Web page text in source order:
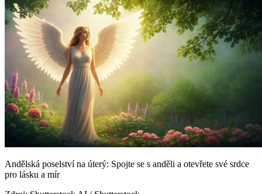
Andělská poselství na úterý: Spojte se s anděli a otevřete své srdce
pro lásku a mír